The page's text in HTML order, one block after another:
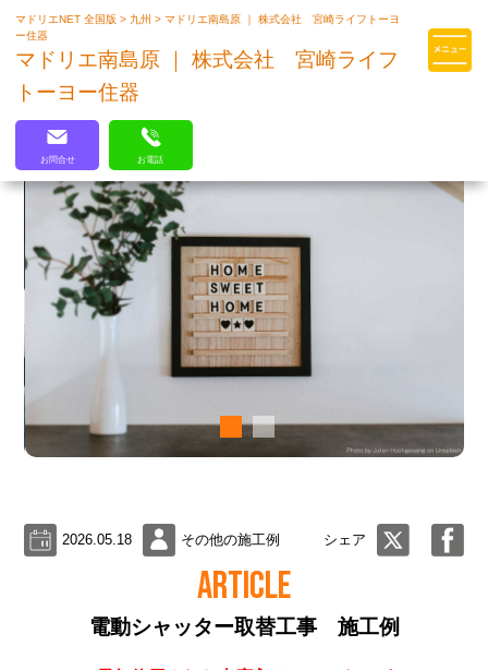
マドリエはLIXILの厳しい基準を
マドリエNET 全国版> 九州>マドリエ南島原 ｜ 株式会社 宮崎ライフトーヨ
ー住器
マドリエ南島原 ｜ 株式会社 宮崎ライフ
トーヨー住器
お問合せ お電話
2026.05.18 その他の施工例 シェア
ARTICLE
電動シャッター取替工事 施工例